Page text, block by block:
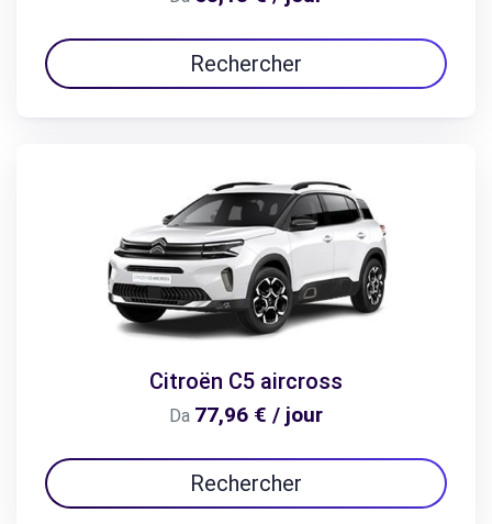
Rechercher
Citroën C5 aircross
Da 77,96 € / jour
Rechercher